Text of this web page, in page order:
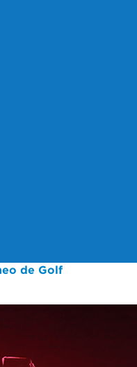
de Golf